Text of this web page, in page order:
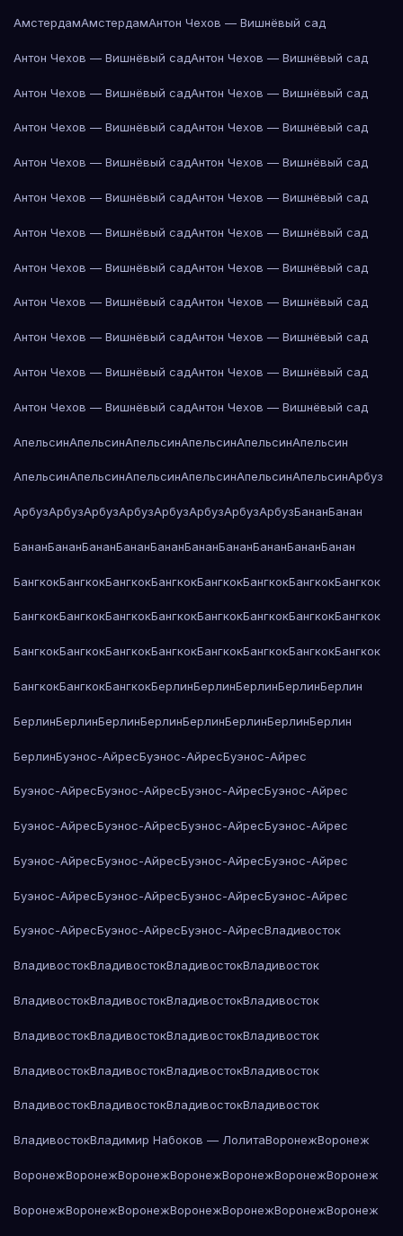
АмстердамАмстердамАнтон Чехов — Вишнёвый сад
Антон Чехов — Вишнёвый садАнтон Чехов — Вишнёвый сад
Антон Чехов — Вишнёвый садАнтон Чехов — Вишнёвый сад
Антон Чехов — Вишнёвый садАнтон Чехов — Вишнёвый сад
Антон Чехов — Вишнёвый садАнтон Чехов — Вишнёвый сад
Антон Чехов — Вишнёвый садАнтон Чехов — Вишнёвый сад
Антон Чехов — Вишнёвый садАнтон Чехов — Вишнёвый сад
Антон Чехов — Вишнёвый садАнтон Чехов — Вишнёвый сад
Антон Чехов — Вишнёвый садАнтон Чехов — Вишнёвый сад
Антон Чехов — Вишнёвый садАнтон Чехов — Вишнёвый сад
Антон Чехов — Вишнёвый садАнтон Чехов — Вишнёвый сад
Антон Чехов — Вишнёвый садАнтон Чехов — Вишнёвый сад
АпельсинАпельсинАпельсинАпельсинАпельсинАпельсин
АпельсинАпельсинАпельсинАпельсинАпельсинАпельсинАрбуз
АрбузАрбузАрбузАрбузАрбузАрбузАрбузАрбузБананБанан
БананБананБананБананБананБананБананБананБананБанан
БангкокБангкокБангкокБангкокБангкокБангкокБангкокБангкок
БангкокБангкокБангкокБангкокБангкокБангкокБангкокБангкок
БангкокБангкокБангкокБангкокБангкокБангкокБангкокБангкок
БангкокБангкокБангкокБерлинБерлинБерлинБерлинБерлин
БерлинБерлинБерлинБерлинБерлинБерлинБерлинБерлин
БерлинБуэнос-АйресБуэнос-АйресБуэнос-Айрес
Буэнос-АйресБуэнос-АйресБуэнос-АйресБуэнос-Айрес
Буэнос-АйресБуэнос-АйресБуэнос-АйресБуэнос-Айрес
Буэнос-АйресБуэнос-АйресБуэнос-АйресБуэнос-Айрес
Буэнос-АйресБуэнос-АйресБуэнос-АйресБуэнос-Айрес
Буэнос-АйресБуэнос-АйресБуэнос-АйресВладивосток
ВладивостокВладивостокВладивостокВладивосток
ВладивостокВладивостокВладивостокВладивосток
ВладивостокВладивостокВладивостокВладивосток
ВладивостокВладивостокВладивостокВладивосток
ВладивостокВладивостокВладивостокВладивосток
ВладивостокВладимир Набоков — ЛолитаВоронежВоронеж
ВоронежВоронежВоронежВоронежВоронежВоронежВоронеж
ВоронежВоронежВоронежВоронежВоронежВоронежВоронеж